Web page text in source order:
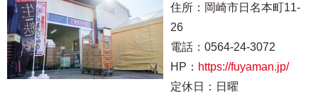
住所：岡崎市日名本町11-
26
電話：0564-24-3072
HP： https://fuyaman.jp/
定休日：日曜